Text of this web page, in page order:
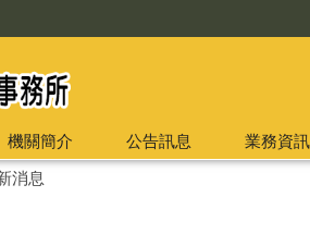
機關簡介 公告訊息 業務資訊
消息